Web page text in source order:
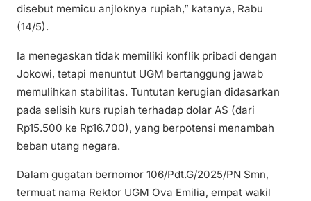
disebut memicu anjloknya rupiah,” katanya, Rabu
(14/5).
Ia menegaskan tidak memiliki konflik pribadi dengan
Jokowi, tetapi menuntut UGM bertanggung jawab
memulihkan stabilitas. Tuntutan kerugian didasarkan
pada selisih kurs rupiah terhadap dolar AS (dari
Rp15.500 ke Rp16.700), yang berpotensi menambah
beban utang negara.
Dalam gugatan bernomor 106/Pdt.G/2025/PN Smn,
termuat nama Rektor UGM Ova Emilia, empat wakil